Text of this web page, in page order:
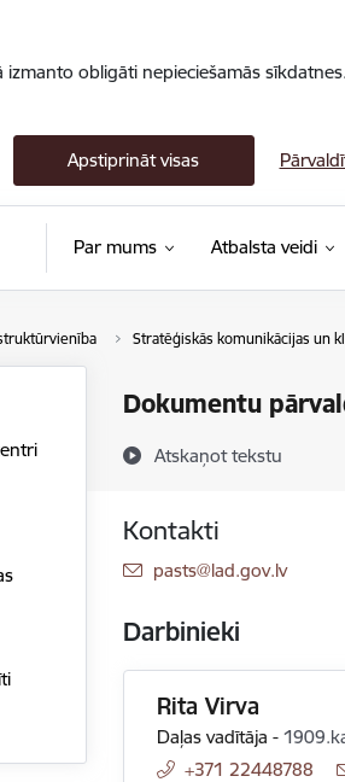
obligāti nepieciešamās
Apstiprināt visas
Par mums Atbalsta veidi
Stratēģiskās komunikācijas un
Dokumentu
Atskaņot tekstu
Kontakti
E-pasts:
pasts@lad.gov.lv
Darbinieki
Rita Virva
Daļas vadītāja -
+371 22448788